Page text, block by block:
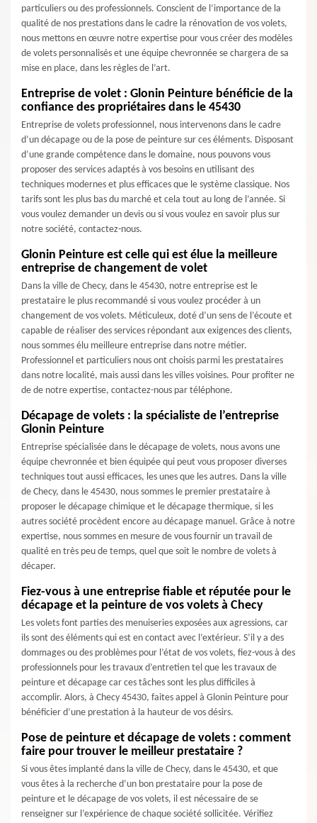
particuliers ou des professionnels. Conscient de l’importance de la
qualité de nos prestations dans le cadre la rénovation de vos volets,
nous mettons en œuvre notre expertise pour vous créer des modèles
de volets personnalisés et une équipe chevronnée se chargera de sa
mise en place, dans les règles de l’art.
Entreprise de volet : Glonin Peinture bénéficie de la
confiance des propriétaires dans le 45430
Entreprise de volets professionnel, nous intervenons dans le cadre
d’un décapage ou de la pose de peinture sur ces éléments. Disposant
d’une grande compétence dans le domaine, nous pouvons vous
proposer des services adaptés à vos besoins en utilisant des
techniques modernes et plus efficaces que le système classique. Nos
tarifs sont les plus bas du marché et cela tout au long de l’année. Si
vous voulez demander un devis ou si vous voulez en savoir plus sur
notre société, contactez-nous.
Glonin Peinture est celle qui est élue la meilleure
entreprise de changement de volet
Dans la ville de Checy, dans le 45430, notre entreprise est le
prestataire le plus recommandé si vous voulez procéder à un
changement de vos volets. Méticuleux, doté d’un sens de l’écoute et
capable de réaliser des services répondant aux exigences des clients,
nous sommes élu meilleure entreprise dans notre métier.
Professionnel et particuliers nous ont choisis parmi les prestataires
dans notre localité, mais aussi dans les villes voisines. Pour profiter ne
de de notre expertise, contactez-nous par téléphone.
Décapage de volets : la spécialiste de l’entreprise
Glonin Peinture
Entreprise spécialisée dans le décapage de volets, nous avons une
équipe chevronnée et bien équipée qui peut vous proposer diverses
techniques tout aussi efficaces, les unes que les autres. Dans la ville
de Checy, dans le 45430, nous sommes le premier prestataire à
proposer le décapage chimique et le décapage thermique, si les
autres société procèdent encore au décapage manuel. Grâce à notre
expertise, nous sommes en mesure de vous fournir un travail de
qualité en très peu de temps, quel que soit le nombre de volets à
décaper.
Fiez-vous à une entreprise fiable et réputée pour le
décapage et la peinture de vos volets à Checy
Les volets font parties des menuiseries exposées aux agressions, car
ils sont des éléments qui est en contact avec l’extérieur. S’il y a des
dommages ou des problèmes pour l’état de vos volets, fiez-vous à des
professionnels pour les travaux d’entretien tel que les travaux de
peinture et décapage car ces tâches sont les plus difficiles à
accomplir. Alors, à Checy 45430, faites appel à Glonin Peinture pour
bénéficier d’une prestation à la hauteur de vos désirs.
Pose de peinture et décapage de volets : comment
faire pour trouver le meilleur prestataire ?
Si vous êtes implanté dans la ville de Checy, dans le 45430, et que
vous êtes à la recherche d’un bon prestataire pour la pose de
peinture et le décapage de vos volets, il est nécessaire de se
renseigner sur l’expérience de chaque société sollicitée. Vérifiez